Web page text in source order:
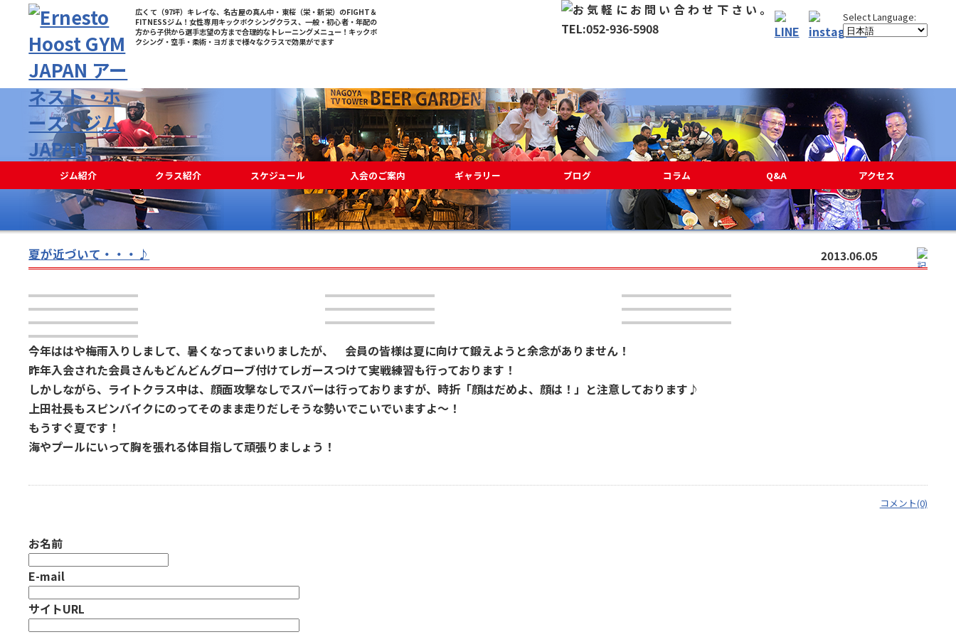
広くて（97坪）キレイな、名古屋の真ん中・東桜（栄・新栄）のFIGHT＆
FITNESSジム！女性専用キックボクシングクラス、一般・初心者・年配の
方から子供から選手志望の方まで合理的なトレーニングメニュー！キックボ
クシング・空手・柔術・ヨガまで様々なクラスで効果がでます
ジム紹介 クラス紹介 スケジュール 入会のご案内 ギャラリー ブログ コラム Q&A アクセス
夏が近づいて・・・♪ 2013.06.05
今年ははや梅雨入りしまして、暑くなってまいりましたが、 会員の皆様は夏に向けて鍛えようと余念がありません！
昨年入会された会員さんもどんどんグローブ付けてレガースつけて実戦練習も行っております！
しかしながら、ライトクラス中は、顔面攻撃なしでスパーは行っておりますが、時折「顔はだめよ、顔は！」と注意しております♪
上田社長もスピンバイクにのってそのまま走りだしそうな勢いでこいでいますよ～！
もうすぐ夏です！
海やプールにいって胸を張れる体目指して頑張りましょう！
コメント(0)
お名前
E-mail
サイトURL